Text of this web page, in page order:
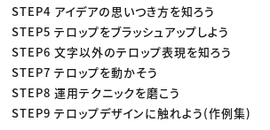
STEP4 アイデアの思いつき方を知ろう
STEP5 テロップをブラッシュアップしよう
STEP6 文字以外のテロップ表現を知ろう
STEP7 テロップを動かそう
STEP8 運用テクニックを磨こう
STEP9 テロップデザインに触れよう(作例集)